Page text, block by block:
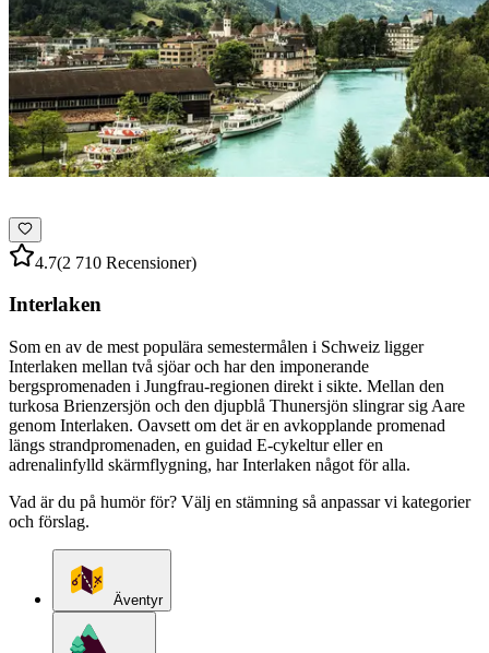
4.7(2 710 Recensioner)
Interlaken
Som en av de mest populära semestermålen i Schweiz ligger
Interlaken mellan två sjöar och har den imponerande
bergspromenaden i Jungfrau-regionen direkt i sikte. Mellan den
turkosa Brienzersjön och den djupblå Thunersjön slingrar sig Aare
genom Interlaken. Oavsett om det är en avkopplande promenad
längs strandpromenaden, en guidad E-cykeltur eller en
adrenalinfylld skärmflygning, har Interlaken något för alla.
Vad är du på humör för? Välj en stämning så anpassar vi kategorier
och förslag.
Äventyr